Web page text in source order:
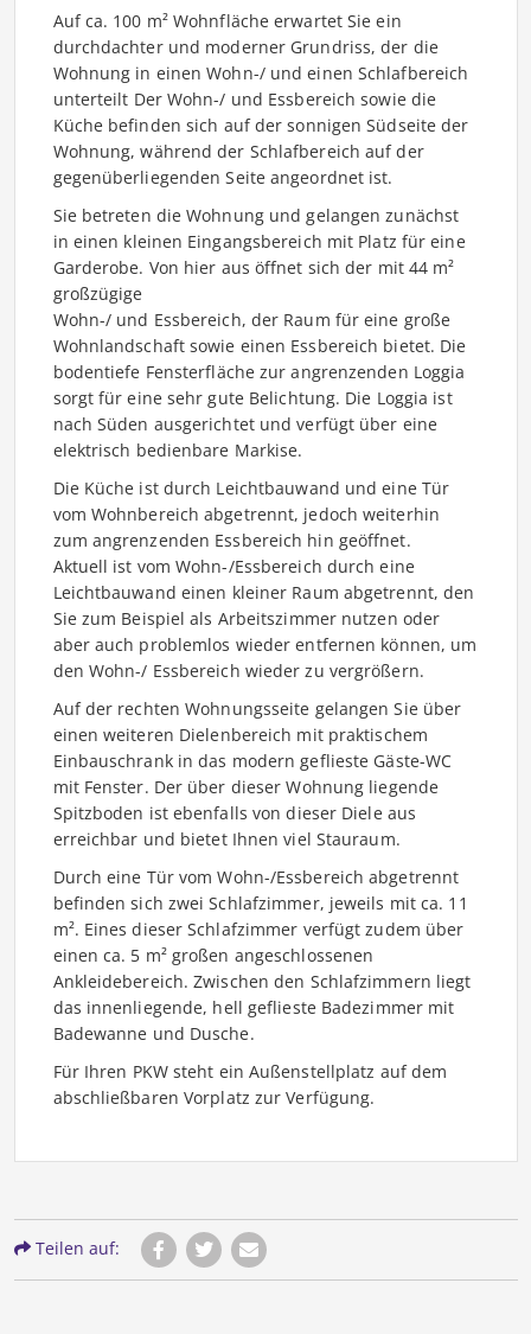
Auf ca. 100 m² Wohnfläche erwartet Sie ein
durchdachter und moderner Grundriss, der die
Wohnung in einen Wohn-/ und einen Schlafbereich
unterteilt Der Wohn-/ und Essbereich sowie die
Küche befinden sich auf der sonnigen Südseite der
Wohnung, während der Schlafbereich auf der
gegenüberliegenden Seite angeordnet ist.
Sie betreten die Wohnung und gelangen zunächst
in einen kleinen Eingangsbereich mit Platz für eine
Garderobe. Von hier aus öffnet sich der mit 44 m²
großzügige
Wohn-/ und Essbereich, der Raum für eine große
Wohnlandschaft sowie einen Essbereich bietet. Die
bodentiefe Fensterfläche zur angrenzenden Loggia
sorgt für eine sehr gute Belichtung. Die Loggia ist
nach Süden ausgerichtet und verfügt über eine
elektrisch bedienbare Markise.
Die Küche ist durch Leichtbauwand und eine Tür
vom Wohnbereich abgetrennt, jedoch weiterhin
zum angrenzenden Essbereich hin geöffnet.
Aktuell ist vom Wohn-/Essbereich durch eine
Leichtbauwand einen kleiner Raum abgetrennt, den
Sie zum Beispiel als Arbeitszimmer nutzen oder
aber auch problemlos wieder entfernen können, um
den Wohn-/ Essbereich wieder zu vergrößern.
Auf der rechten Wohnungsseite gelangen Sie über
einen weiteren Dielenbereich mit praktischem
Einbauschrank in das modern geflieste Gäste-WC
mit Fenster. Der über dieser Wohnung liegende
Spitzboden ist ebenfalls von dieser Diele aus
erreichbar und bietet Ihnen viel Stauraum.
Durch eine Tür vom Wohn-/Essbereich abgetrennt
befinden sich zwei Schlafzimmer, jeweils mit ca. 11
m². Eines dieser Schlafzimmer verfügt zudem über
einen ca. 5 m² großen angeschlossenen
Ankleidebereich. Zwischen den Schlafzimmern liegt
das innenliegende, hell geflieste Badezimmer mit
Badewanne und Dusche.
Für Ihren PKW steht ein Außenstellplatz auf dem
abschließbaren Vorplatz zur Verfügung.
Teilen auf: